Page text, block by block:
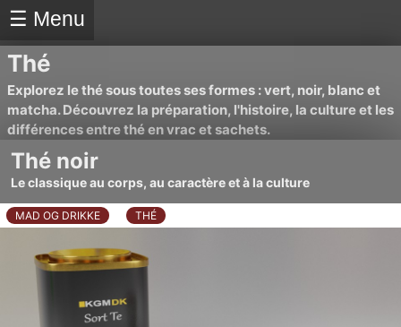
☰ Menu
Thé
Explorez le thé sous toutes ses formes : vert, noir, blanc et
matcha. Découvrez la préparation, l'histoire, la culture et les
différences entre thé en vrac et sachets.
Thé noir
Le classique au corps, au caractère et à la culture
MAD OG DRIKKE THÉ